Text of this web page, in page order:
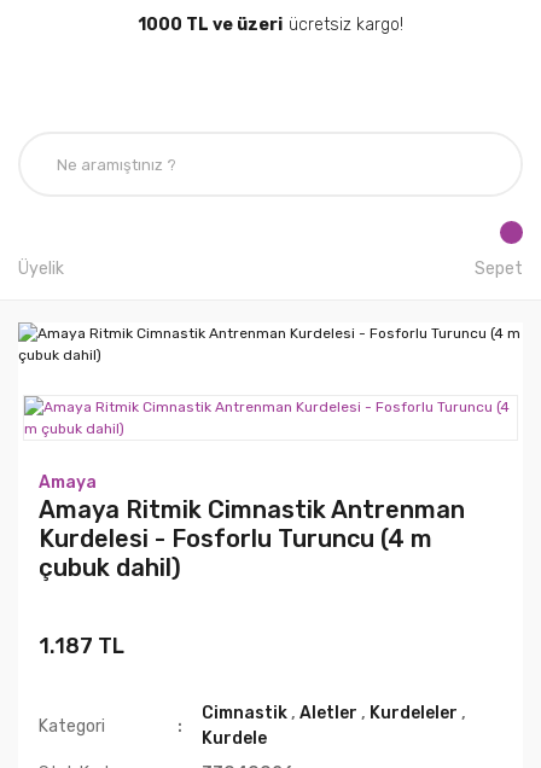
1000 TL ve üzeri ücretsiz kargo!
Üyelik Sepet
Amaya
Amaya Ritmik Cimnastik Antrenman
Kurdelesi - Fosforlu Turuncu (4 m
çubuk dahil)
1.187 TL
Kategori
Cimnastik,Aletler , Kurdeleler ,
Kurdele